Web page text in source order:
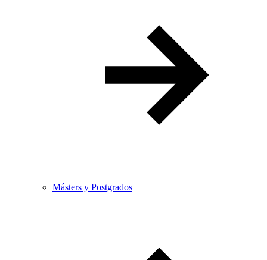
Másters y Postgrados